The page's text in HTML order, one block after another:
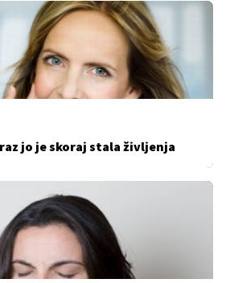
jo je skoraj stala življenja